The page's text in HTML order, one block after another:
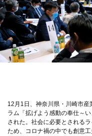
12月1日、神奈川県・川崎市
ラム「拡げよう感動の奉仕～
された。社会に必要とされる
ため、コロナ禍の中でも創意